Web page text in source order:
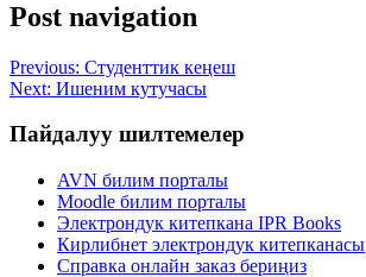
Post navigation
Previous: Студенттик кеңеш
Next: Ишеним кутучасы
Пайдалуу шилтемелер
AVN билим порталы
Moodle билим порталы
Электрондук китепкана IPR Books
Кирлибнет электрондук китепканасы
Справка онлайн заказ бериңиз